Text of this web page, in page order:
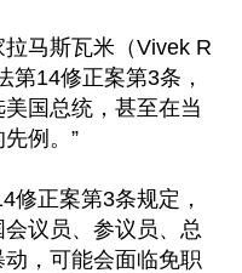
马斯瓦米（Vivek R
第14修正案第3条，
国总统，甚至在当
例。”
修正案第3条规定，
议员、参议员、总
，可能会面临免职